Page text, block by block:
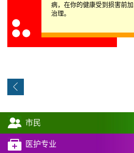
病，在你的健康受到损害前
治理。
市民
医护专业